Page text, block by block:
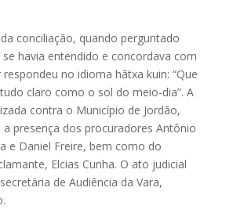
conciliação, quando perguntado
havia entendido e concordava com
no idioma hãtxa kuin: “Que
claro como o sol do meio-dia”. A
contra o Município de Jordão,
presença dos procuradores Antônio
e Daniel Freire, bem como do
Elcias Cunha. O ato judicial
de Audiência da Vara,